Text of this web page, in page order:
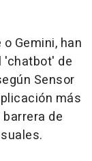
Gemini, han
'chatbot' de
Sensor
más
de